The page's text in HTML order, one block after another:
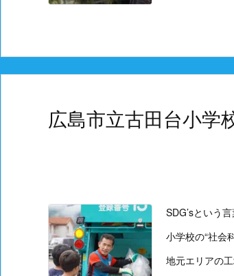
広島市立古田台小学
SDG’sという
小学校の“社会
地元エリアの